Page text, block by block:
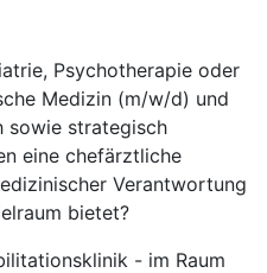
Psychotherapie oder
Medizin (m/w/d) und
sowie strategisch
eine chefärztliche
Verantwortung
bietet?
- im Raum